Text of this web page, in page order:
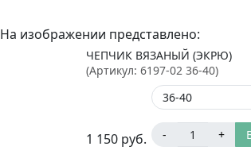
На изображении представлено:
ЧЕПЧИК ВЯЗАНЫЙ (ЭКРЮ)
(Артикул: 6197-02 36-40)
1 150 руб. - +